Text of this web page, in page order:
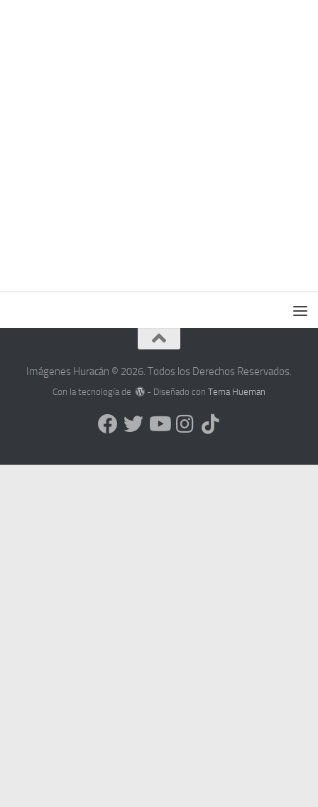
Imágenes Huracán © 2026. Todos los Derechos Reservados.
Con la tecnología de - Diseñado conTema Hueman